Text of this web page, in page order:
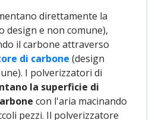
direttamente la
design e non comune),
il carbone attraverso
di carbone (design
I polverizzatori di
la superficie di
con l'aria macinando
pezzi. Il polverizzatore